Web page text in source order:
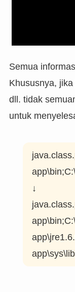
Semua
Khususnya,
dll. tidak
untuk
↓